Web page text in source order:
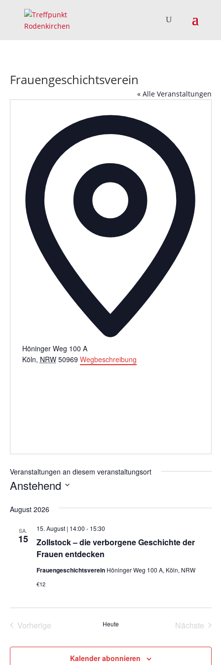
Frauengeschichtsverein
« Alle Veranstaltungen
Höninger Weg 100 A
Köln, NRW 50969 Wegbeschreibung
Veranstaltungen an diesem veranstaltungsort
Anstehend
wählen.
August 2026
SA.
15
Zollstock – die verborgene Geschichte der
Frauen entdecken
15. August | 14:00 - 15:30
Frauengeschichtsverein Höninger Weg 100 A, Köln, NRW
€12
Vorherige
Heute
Nächste
Kalender abonnieren